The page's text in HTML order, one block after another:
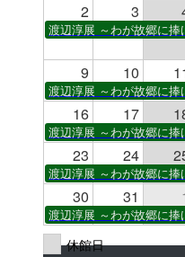
2 3
渡辺淳展 ～わが故郷に捧
9 10
渡辺淳展 ～わが故郷に捧
16 17
渡辺淳展 ～わが故郷に捧
23 24
渡辺淳展 ～わが故郷に捧
30 31
渡辺淳展 ～わが故郷に捧
休館日